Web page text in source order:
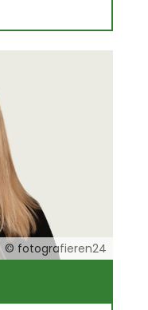
© fotografieren24